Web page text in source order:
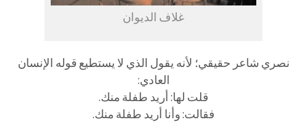
غلاف الديوان
نصري شاعر حقيقي؛ لأنه يقول الذي لا يستطيع قوله الإنسان
العادي:
قلت لها: أريد طفلة منك.
فقالت: وأنا أريد طفلة منك.